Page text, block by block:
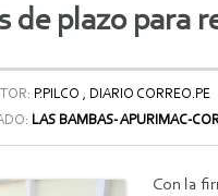
de plazo para
P.PILCO , DIARIO CORREO.PE
LAS BAMBAS- APURIMAC-
Con la